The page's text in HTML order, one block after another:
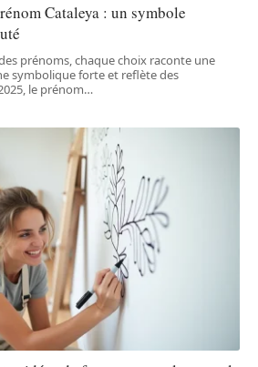
Cataleya : un symbole
prénoms, chaque choix raconte une
symbolique forte et reflète des
le prénom…